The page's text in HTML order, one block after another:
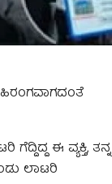
ಈ ವ್ಯಕ್ತಿ, ತನ್ನ
ಲಾಟರಿ